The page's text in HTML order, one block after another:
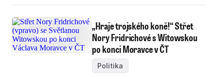
„Hraje trojského koně!“ Střet
Nory Fridrichové s Witowskou
po konci Moravce v ČT
Politika